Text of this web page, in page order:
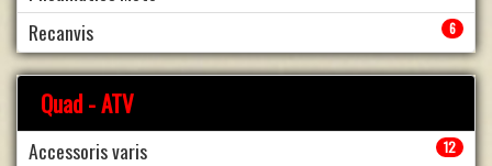
Recanvis
6
Quad - ATV
Accessoris varis 12